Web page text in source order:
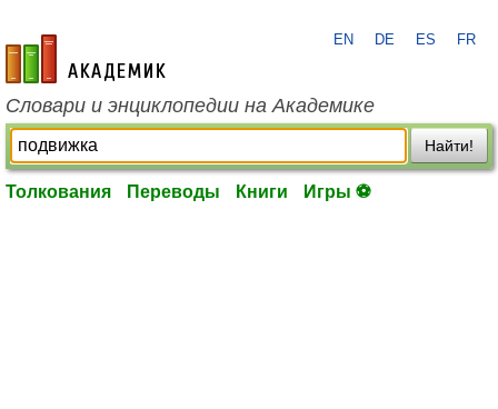
academic.ru
EN DE ES FR
Словари и энциклопедии на Академике
Найти!
Толкования Переводы Книги Игры ⚽